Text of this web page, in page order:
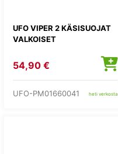
UFO VIPER 2 KÄSISUOJAT
VALKOISET
54,90 €
UFO-PM01660041 heti verkosta